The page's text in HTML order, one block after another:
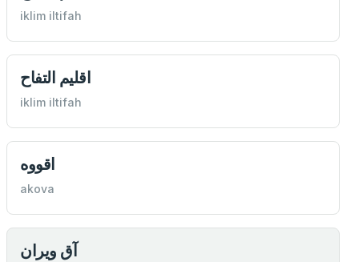
iklim iltifah
اقلیم التفاح
iklim iltifah
اقووه
akova
آق ویران